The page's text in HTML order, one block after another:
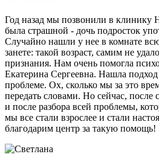
Год назад мы позвонили в клинику
была страшной - дочь подросток
Случайно нашли у нее в комнате
занете: такой возраст, самим не
признания. Нам очень помогла
Екатерина Сергеевна. Нашла подход
проблеме. Ох, сколько мы за это
передать словами. Но сейчас, после
и после разбора всей проблемы,
мы все стали взрослее и стали
благодарим центр за такую помощь!